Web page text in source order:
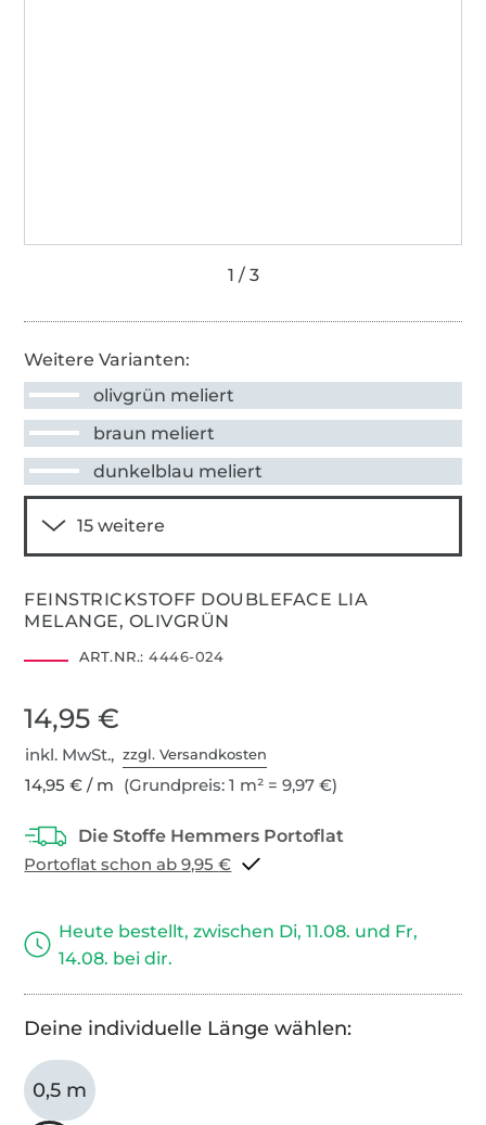
Weitere Varianten:
olivgrün meliert
braun meliert
dunkelblau meliert
FEINSTRICKSTOFF DOUBLEFACE LIA
MELANGE, OLIVGRÜN
ART.NR.: 4446-024
14,95 €
inkl. MwSt.,zzgl. Versandkosten
14,95 € / m (Grundpreis: 1 m² = 9,97 €)
Portoflat schon ab 9,95 €
Heute bestellt, zwischen Di, 11.08. und Fr,
14.08. bei dir.
Deine individuelle Länge wählen:
0,5 m